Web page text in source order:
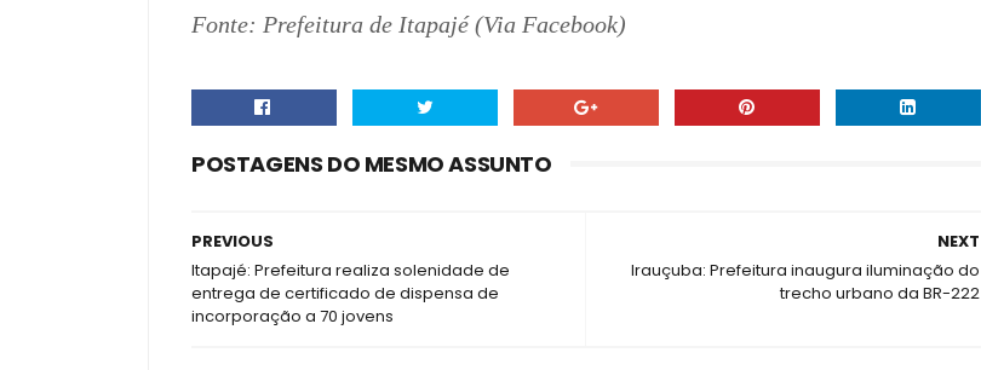
Fonte: Prefeitura de Itapajé (Via Facebook)
POSTAGENS DO MESMO ASSUNTO
NEXT
Irauçuba: Prefeitura inaugura iluminação do
trecho urbano da BR-222
PREVIOUS
Itapajé: Prefeitura realiza solenidade de
entrega de certificado de dispensa de
incorporação a 70 jovens